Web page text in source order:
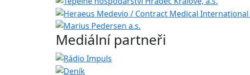
Mediální partneři